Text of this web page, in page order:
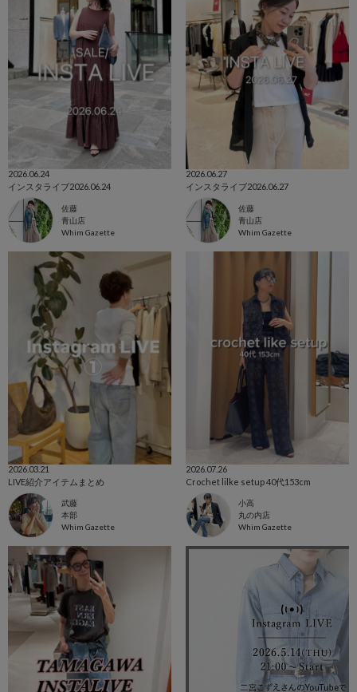
2026.06.24
インスタライブ2026.06.24
佐藤
青山店
Whim Gazette
2026.06.27
インスタライブ2026.06.27
佐藤
青山店
Whim Gazette
2026.03.21
LIVE紹介アイテムまとめ
武藤
本部
Whim Gazette
2026.07.26
Crochet lilke setup 40代153cm
小高
丸の内店
Whim Gazette